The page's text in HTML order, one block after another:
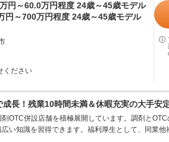
万円～60.0万円程度 24歳～45歳モデル
円～700万円程度 24歳～45歳モデル
ください
長！残業10時間未満＆休暇充実の大手安
OTC併設店舗を積極展開しています。調剤と
い知識を習得できます。福利厚生として、同業